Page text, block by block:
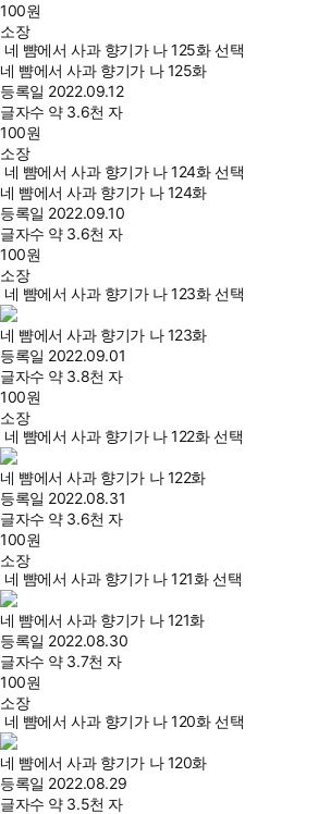
100원
소장
네 뺨에서 사과 향기가 나 125화 선택
네 뺨에서 사과 향기가 나 125화
등록일 2022.09.12
글자수 약 3.6천 자
100원
소장
네 뺨에서 사과 향기가 나 124화 선택
네 뺨에서 사과 향기가 나 124화
등록일 2022.09.10
글자수 약 3.6천 자
100원
소장
네 뺨에서 사과 향기가 나 123화 선택
네 뺨에서 사과 향기가 나 123화
등록일 2022.09.01
글자수 약 3.8천 자
100원
소장
네 뺨에서 사과 향기가 나 122화 선택
네 뺨에서 사과 향기가 나 122화
등록일 2022.08.31
글자수 약 3.6천 자
100원
소장
네 뺨에서 사과 향기가 나 121화 선택
네 뺨에서 사과 향기가 나 121화
등록일 2022.08.30
글자수 약 3.7천 자
100원
소장
네 뺨에서 사과 향기가 나 120화 선택
네 뺨에서 사과 향기가 나 120화
등록일 2022.08.29
글자수 약 3.5천 자